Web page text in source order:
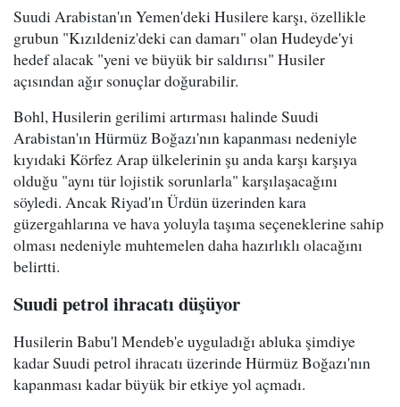
Suudi Arabistan'ın Yemen'deki Husilere karşı, özellikle
grubun "Kızıldeniz'deki can damarı" olan Hudeyde'yi
hedef alacak "yeni ve büyük bir saldırısı" Husiler
açısından ağır sonuçlar doğurabilir.
Bohl, Husilerin gerilimi artırması halinde Suudi
Arabistan'ın Hürmüz Boğazı'nın kapanması nedeniyle
kıyıdaki Körfez Arap ülkelerinin şu anda karşı karşıya
olduğu "aynı tür lojistik sorunlarla" karşılaşacağını
söyledi. Ancak Riyad'ın Ürdün üzerinden kara
güzergahlarına ve hava yoluyla taşıma seçeneklerine sahip
olması nedeniyle muhtemelen daha hazırlıklı olacağını
belirtti.
Suudi petrol ihracatı düşüyor
Husilerin Babu'l Mendeb'e uyguladığı abluka şimdiye
kadar Suudi petrol ihracatı üzerinde Hürmüz Boğazı'nın
kapanması kadar büyük bir etkiye yol açmadı.